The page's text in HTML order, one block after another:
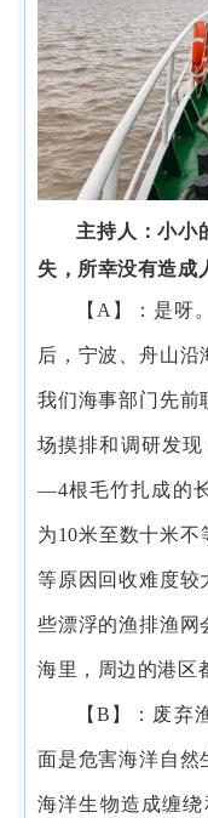
主持人：小小
失，所幸没有造成
【 A】 ：是呀
后，宁波、舟山沿
我们海事部门先前
场摸排和调研发
—4根毛竹扎成的
为10米至数十米
等原因回收难度较
些漂浮的渔排渔网
海里，周边的港区
【B】 ：废弃
面是危害海洋自然
海洋生物造成缠